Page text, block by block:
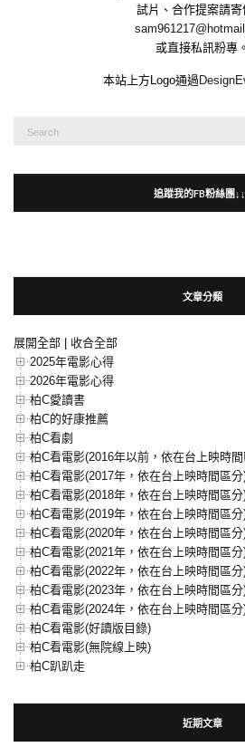
試片、合作提案請寄
或直接私訊粉專。
本站上方Logo通過
Search
追蹤我的FB粉絲團
文章分類
展開全部 | 收合全部
2025年電影心得
2026年電影心得
柏C愛讀書
柏C的好康推薦
柏C看劇
柏C看電影(2016年以前，依在台上映時
柏C看電影(2017年，依在台上映時間區分
柏C看電影(2018年，依在台上映時間區分
柏C看電影(2019年，依在台上映時間區分
柏C看電影(2020年，依在台上映時間區分
柏C看電影(2021年，依在台上映時間區分
柏C看電影(2022年，依在台上映時間區分
柏C看電影(2023年，依在台上映時間區分
柏C看電影(2024年，依在台上映時間區分
柏C看電影(好讀版目錄)
柏C看電影(無院線上映)
柏C趴趴走
近期文章